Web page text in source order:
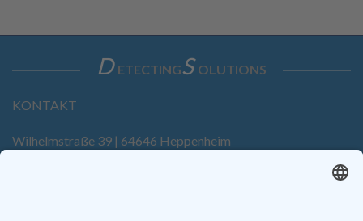
D ETECTINGS OLUTIONS
KONTAKT
Wilhelmstraße 39 | 64646 Heppenheim